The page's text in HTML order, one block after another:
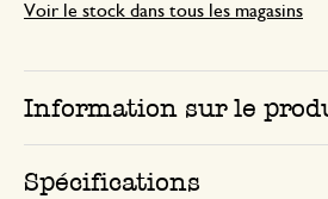
Voir le stock dans tous les magasins
Information sur le
Spécifications